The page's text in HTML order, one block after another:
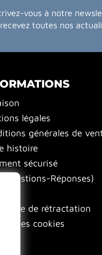
vous à notre
recevez toutes nos
légales
générales de
histoire
sécurisé
(Questions-Réponses)
de rétractation
des cookies